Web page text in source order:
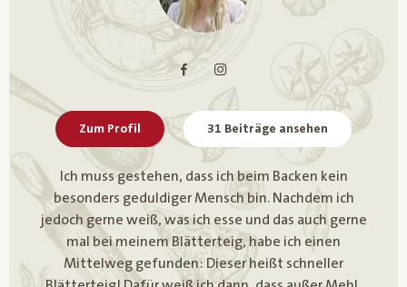
Zum Profil 31 Beiträge ansehen
Ich muss gestehen, dass ich beim Backen kein
besonders geduldiger Mensch bin. Nachdem ich
jedoch gerne weiß, was ich esse und das auch gerne
mal bei meinem Blätterteig, habe ich einen
Mittelweg gefunden: Dieser heißt schneller